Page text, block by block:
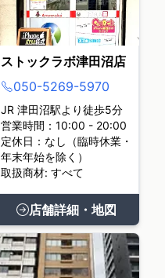
ストックラボ津田沼店
050-5269-5970
JR 津田沼駅より徒歩5分
営業時間：10:00 - 20:00
定休日：なし（臨時休業・
年末年始を除く）
取扱商材: すべて
店舗詳細・地図